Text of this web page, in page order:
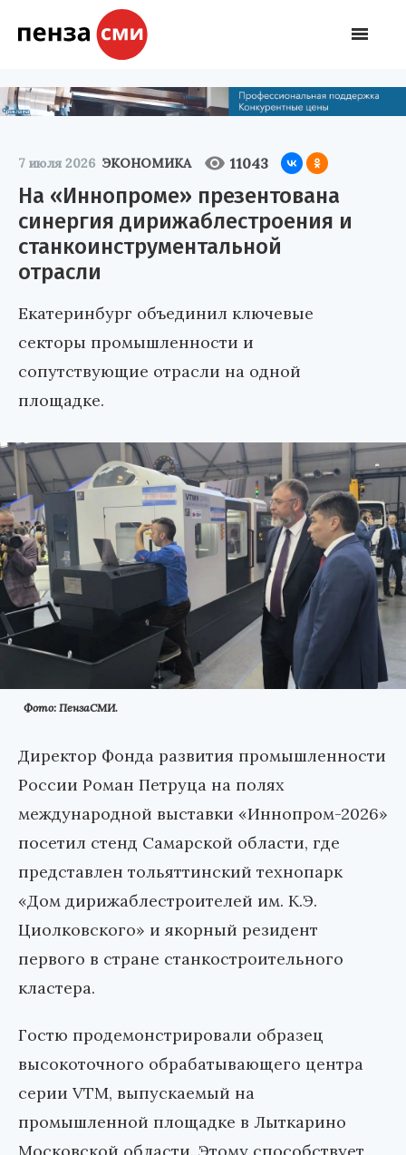
7 июля 2026 ЭКОНОМИКА 11043
На «Иннопроме» презентована
синергия дирижаблестроения и
станкоинструментальной
отрасли
Екатеринбург объединил ключевые
секторы промышленности и
сопутствующие отрасли на одной
площадке.
Фото: ПензаСМИ.
Директор Фонда развития промышленности
России Роман Петруца на полях
международной выставки «Иннопром-2026»
посетил стенд Самарской области, где
представлен тольяттинский технопарк
«Дом дирижаблестроителей им. К.Э.
Циолковского» и якорный резидент
первого в стране станкостроительного
кластера.
Гостю продемонстрировали образец
высокоточного обрабатывающего центра
серии VTM, выпускаемый на
промышленной площадке в Лыткарино
Московской области. Этому способствует